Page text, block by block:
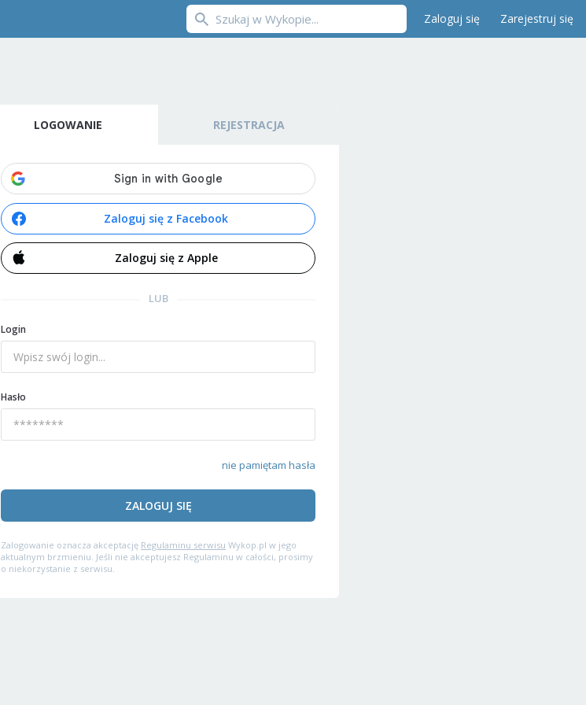
Zaloguj się Zarejestruj się
LOGOWANIE REJESTRACJA
Zaloguj się z Facebook
Zaloguj się z Apple
LUB
Login
Hasło
nie pamiętam hasła
ZALOGUJ SIĘ
Zalogowanie oznacza akceptację Regulaminu serwisu Wykop.pl w jego
aktualnym brzmieniu. Jeśli nie akceptujesz Regulaminu w całości, prosimy
o niekorzystanie z serwisu.